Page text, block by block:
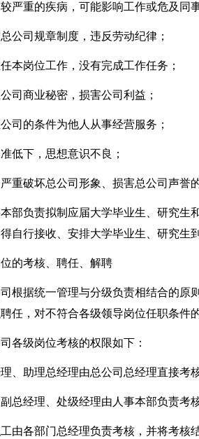
较严重的疾病，可能影响工作或危及同
总公司规章制度，违反劳动纪律；
任本岗位工作，没有完成工作任务；
公司商业秘密，损害公司利益；
公司的条件为他人从事经营服务；
低下，思想意识不良；
严重破坏总公司形象、损害总公司声誉
部负责拟制应届大学毕业生、研究生
自行接收、安排大学毕业生、研究生
的考核、聘任、解聘
根据统一管理与分级负责相结合的原
任，对不符合各级领导岗位任职条件
各级岗位考核的权限如下：
、助理总经理由总公司总经理直接考核
总经理、处级经理由人事本部负责考
由各部门总经理负责考核，并将考核